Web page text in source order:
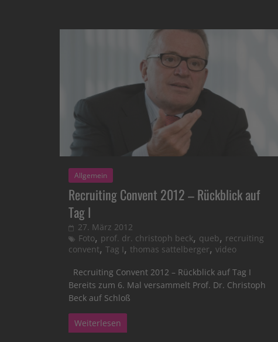
Allgemein
Recruiting Convent 2012 – Rückblick auf
Tag I
27. März 2012
Foto, prof. dr. christoph beck, queb, recruiting
convent, Tag I, thomas sattelberger, video
Recruiting Convent 2012 – Rückblick auf Tag I
Bereits zum 6. Mal versammelt Prof. Dr. Christoph
Beck auf Schloß
Weiterlesen